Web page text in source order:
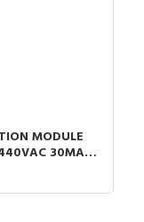
MODULE
30MA